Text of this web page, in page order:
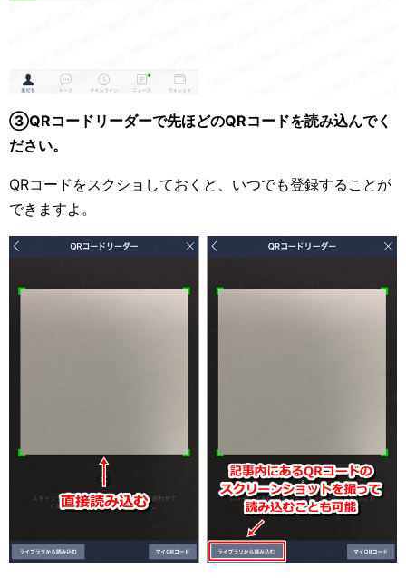
③QRコードリーダーで先ほどのQRコードを読み込んでく
ださい。
QRコードをスクショしておくと、いつでも登録することが
できますよ。